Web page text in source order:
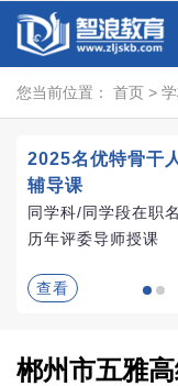
您当前位置： 首页 >
2025名优特骨干
辅导课
同学科/同学段在职
历年评委导师授课
查看
郴州市五雅